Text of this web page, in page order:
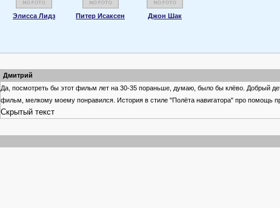
Элисса Лидз Питер Исаксен Джон Шак
Дмитрий
Да, посмотреть бы этот фильм лет на 30-35 пораньше, думаю, было бы клёво. Добрый
фильм, мелкому моему понравился. История в стиле "Полёта навигатора" про помощь
Скрытый текст